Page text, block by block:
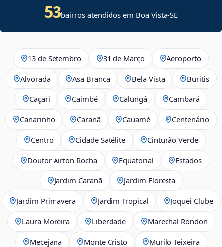
53bairros atendidos em Boa Vista-SE
13 de Setembro 31 de Março Aeroporto
Alvorada Asa Branca Bela Vista Buritis
Caçari Caimbé Calungá Cambará
Canarinho Caranã Cauamé Centenário
Centro Cidade Satélite Cinturão Verde
Doutor Airton Rocha Equatorial Estados
Jardim Caranã Jardim Floresta
Jardim Primavera Jardim Tropical Joquei Clube
Laura Moreira Liberdade Marechal Rondon
Mecejana Monte Cristo Murilo Teixeira